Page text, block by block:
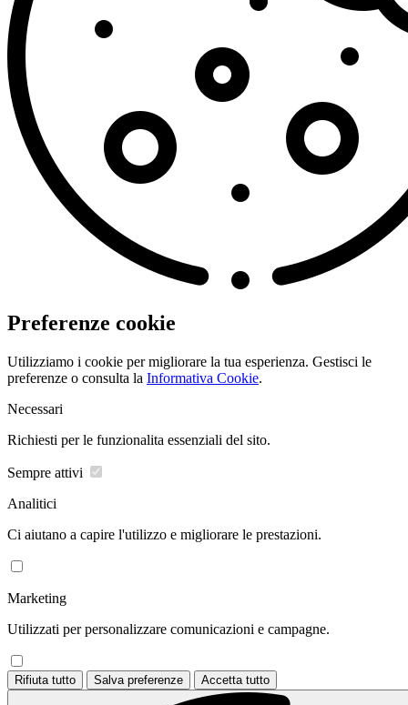
Preferenze cookie
Utilizziamo i cookie per migliorare la tua esperienza. Gestisci le
preferenze o consulta la Informativa Cookie.
Necessari
Richiesti per le funzionalita essenziali del sito.
Sempre attivi
Analitici
Ci aiutano a capire l'utilizzo e migliorare le prestazioni.
Marketing
Utilizzati per personalizzare comunicazioni e campagne.
Rifiuta tutto Salva preferenze Accetta tutto